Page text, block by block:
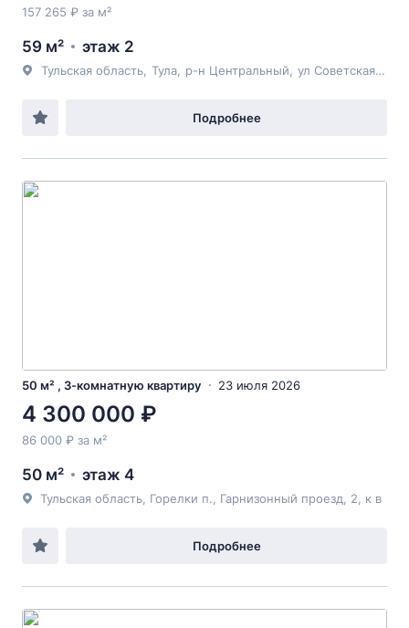
157 265 ₽ за м²
59 м² этаж 2
Тульская область Тула р-н Центральный ул Советская, 17
Подробнее
50 м² , 3-комнатную квартиру 23 июля 2026
4 300 000 ₽
86 000 ₽ за м²
50 м² этаж 4
Тульская область, Горелки п., Гарнизонный проезд, 2, к в
Подробнее